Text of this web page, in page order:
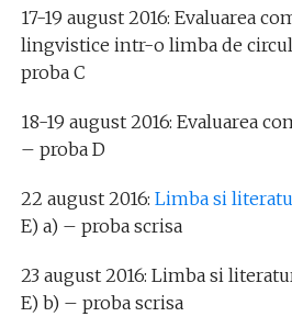
17-19 august 2016: Evaluarea
lingvistice intr-o limba de
proba C
18-19 august 2016: Evaluarea
– proba D
22 august 2016: Limba si
E) a) – proba scrisa
23 august 2016: Limba si
E) b) – proba scrisa